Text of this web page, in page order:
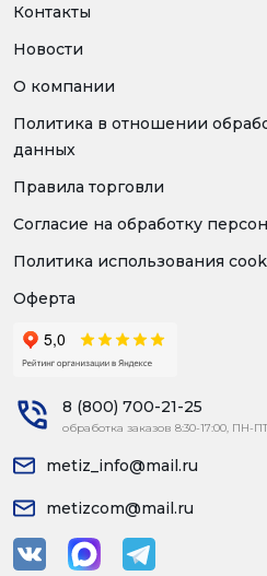
Контакты
Новости
О компании
Политика в отношении
данных
Правила торговли
Согласие на обработку
Политика использования
Оферта
8 (800) 700-21-25
обработка заказов 8:30-17:00, ПН-ПТ
metiz_info@mail.ru
metizcom@mail.ru